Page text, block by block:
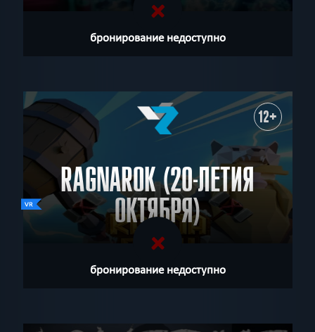
бронирование недоступно
12+
RAGNAROK (20-ЛЕТИЯ
ОКТЯБРЯ)
бронирование недоступно